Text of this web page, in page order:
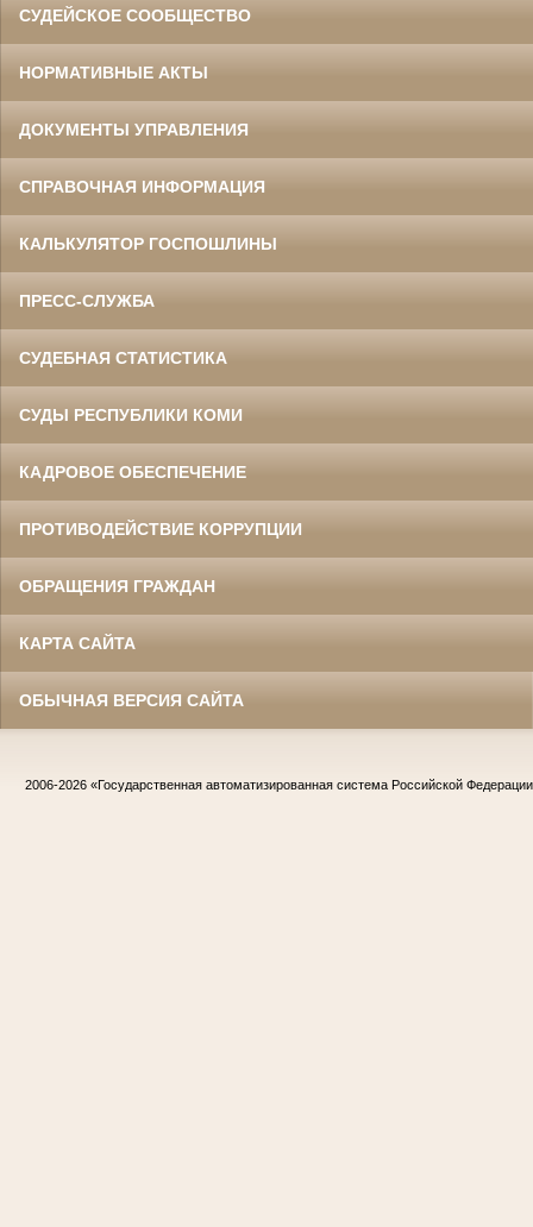
СУДЕЙСКОЕ СООБЩЕСТВО
НОРМАТИВНЫЕ АКТЫ
ДОКУМЕНТЫ УПРАВЛЕНИЯ
СПРАВОЧНАЯ ИНФОРМАЦИЯ
КАЛЬКУЛЯТОР ГОСПОШЛИНЫ
ПРЕСС-СЛУЖБА
СУДЕБНАЯ СТАТИСТИКА
СУДЫ РЕСПУБЛИКИ КОМИ
КАДРОВОЕ ОБЕСПЕЧЕНИЕ
ПРОТИВОДЕЙСТВИЕ КОРРУПЦИИ
ОБРАЩЕНИЯ ГРАЖДАН
КАРТА САЙТА
ОБЫЧНАЯ ВЕРСИЯ САЙТА
2006-2026 «Государственная автоматизированная система Российской